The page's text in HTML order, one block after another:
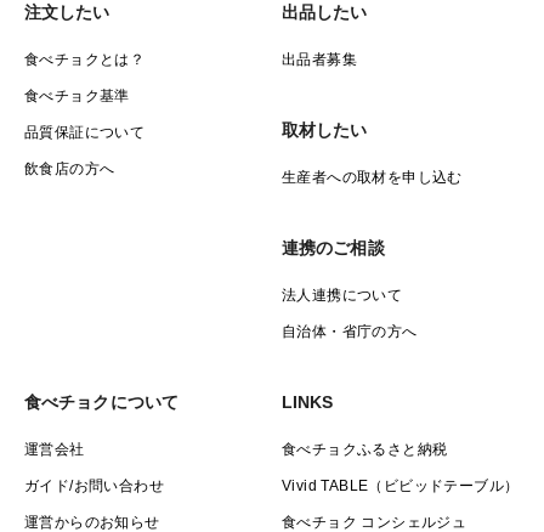
今では収穫時期を今か今かとセレブが待ちに待っている
ワールドワイドなブランドへと昇華しているのです。
※1年待ち2年待ちとなる前にご注文する事をおススメし
注文したい
食べチョクとは？
食べチョク基準
品質保証について
飲食店の方へ
出品したい
出品者募集
取材したい
生産者への取材を申し込む
連携のご相談
法人連携について
自治体・省庁の方へ
食べチョクについて
運営会社
ガイド/お問い合わせ
運営からのお知らせ
LINKS
食べチョクふるさと納税
Vivid TABLE（ビビッドテーブル）
食べチョク コンシェルジュ